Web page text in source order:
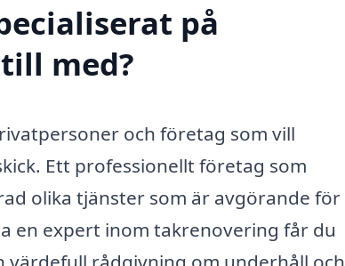
på
med?
och företag som vill
Ett professionellt företag som
olika tjänster som är avgörande för
en expert inom takrenovering får du